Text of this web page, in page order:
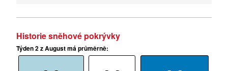
Historie sněhové pokrývky
Týden 2 z August má průměrně: